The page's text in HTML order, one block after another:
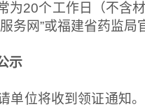
20个工作日（不含材
务网”或福建省药监局
示
位将收到领证通知。